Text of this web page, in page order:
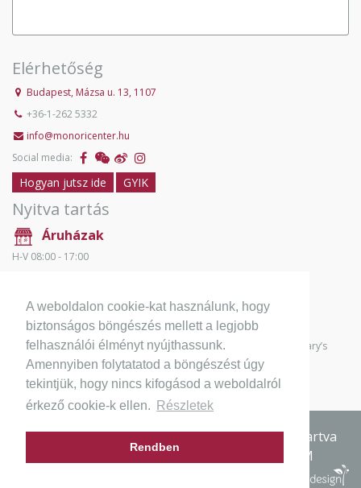
A weboldalon cookie-kat használunk, hogy
biztonságos böngészés mellett a legjobb
felhasználói élményt nyújthassunk.
Amennyiben folytatatod a böngészést úgy
tekintjük, hogy nincs kifogásod a weboldalról
érkező cookie-k ellen.
Részletek
Rendben
Elérhetőség
Budapest, Mázsa u. 13, 1107
+36-1-262 5332
info@monoricenter.hu
Social media:
Hogyan jutsz ide GYIK
Nyitva tartás
Áruházak
H-V 08:00 - 17:00
H-V 10:00 - 21:00
Ünnepi nyitva tartás
The wholesale showrooms and supermarkets close during Hungary’s
national holidays. The Chinese restaurants open as usual.
© 2011-2026 Monori Center, Minden jog fenntartva
ADATVÉDELMI IRÁNYELVEK
IMPRESSZUM